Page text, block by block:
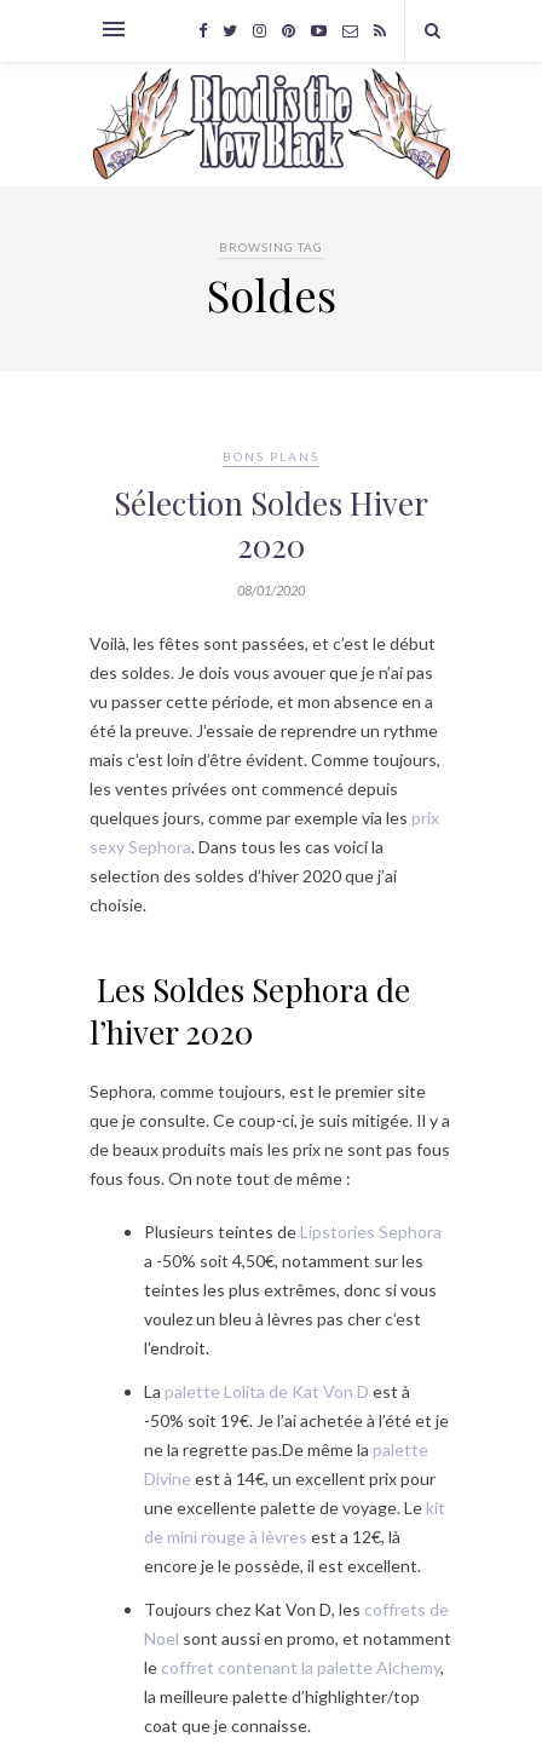
BROWSING TAG
Soldes
BONS PLANS
Sélection Soldes Hiver
2020
08/01/2020
Voilà, les fêtes sont passées, et c’est le début
des soldes. Je dois vous avouer que je n’ai pas
vu passer cette période, et mon absence en a
été la preuve. J’essaie de reprendre un rythme
mais c’est loin d’être évident. Comme toujours,
les ventes privées ont commencé depuis
quelques jours, comme par exemple via les prix
sexy Sephora. Dans tous les cas voici la
selection des soldes d’hiver 2020 que j’ai
choisie.
Les Soldes Sephora de
l’hiver 2020
Sephora, comme toujours, est le premier site
que je consulte. Ce coup-ci, je suis mitigée. Il y a
de beaux produits mais les prix ne sont pas fous
fous fous. On note tout de même :
Plusieurs teintes de Lipstories Sephora
a -50% soit 4,50€, notamment sur les
teintes les plus extrêmes, donc si vous
voulez un bleu à lèvres pas cher c’est
l’endroit.
La palette Lolita de Kat Von D est à
-50% soit 19€. Je l’ai achetée à l’été et je
ne la regrette pas.De même la palette
Divine est à 14€, un excellent prix pour
une excellente palette de voyage. Le kit
de mini rouge à lèvres est a 12€, là
encore je le possède, il est excellent.
Toujours chez Kat Von D, les coffrets de
Noel sont aussi en promo, et notamment
le coffret contenant la palette Alchemy,
la meilleure palette d’highlighter/top
coat que je connaisse.